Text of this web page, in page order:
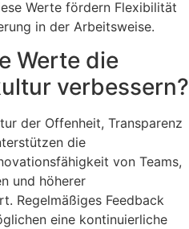
Werte fördern Flexibilität
in der Arbeitsweise​.
Werte die
verbessern?
der Offenheit, Transparenz
die
von Teams,
und höherer
Regelmäßiges Feedback
eine kontinuierliche